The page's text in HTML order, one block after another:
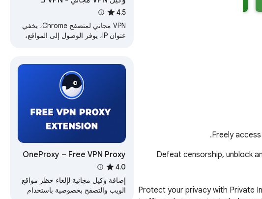
Freely
Defeat censorship, unblock
Protect your privacy with Private
Chrome uVPN
4.5
VPN مجاني لمتصفح Chrome، يخفي
عنوان IP، يوفر الوصول إلى المواقع،
OneProxy – Free VPN Proxy
Extension
4.0
إضافة وكيل مجانية لإلغاء حظر مواقع
الويب والتصفح بخصوصية باستخدام